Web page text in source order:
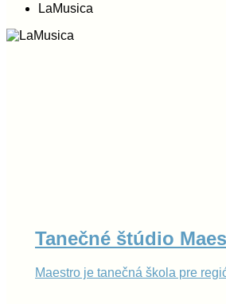
LaMusica
Tanečné štúdio
Maestro je tanečná škola pre